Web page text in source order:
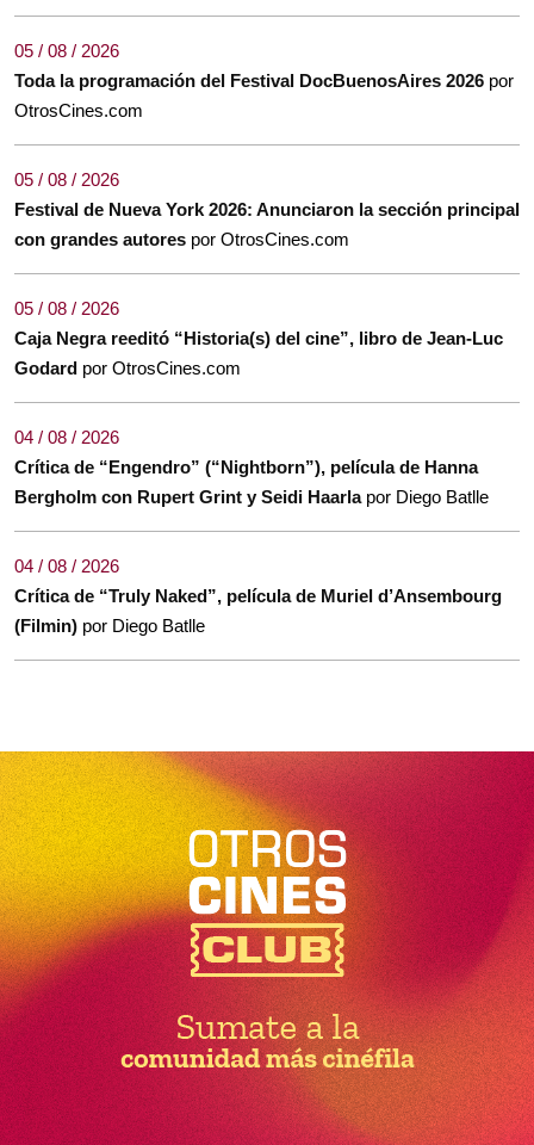
05 / 08 / 2026
Toda la programación del Festival DocBuenosAires 2026 por
OtrosCines.com
05 / 08 / 2026
Festival de Nueva York 2026: Anunciaron la sección principal
con grandes autores por OtrosCines.com
05 / 08 / 2026
Caja Negra reeditó “Historia(s) del cine”, libro de Jean-Luc
Godard por OtrosCines.com
04 / 08 / 2026
Crítica de “Engendro” (“Nightborn”), película de Hanna
Bergholm con Rupert Grint y Seidi Haarla por Diego Batlle
04 / 08 / 2026
Crítica de “Truly Naked”, película de Muriel d’Ansembourg
(Filmin) por Diego Batlle